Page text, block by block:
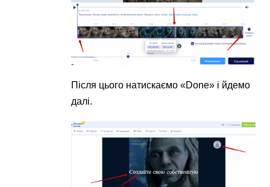
Після цього натискаємо «Done» і йдемо
далі.